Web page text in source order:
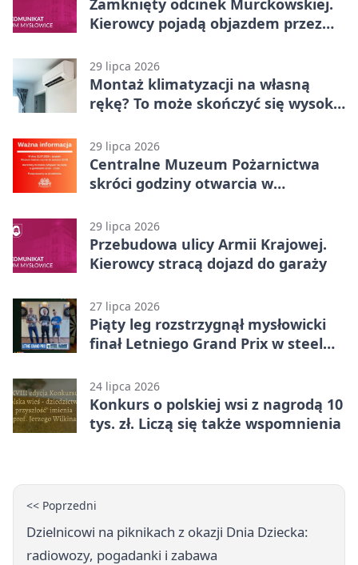
Kierowcy pojadą objazdem przez
29 lipca 2026
Montaż klimatyzacji na własną
rękę? To może skończyć się wysoką
29 lipca 2026
Centralne Muzeum Pożarnictwa
skróci godziny otwarcia w
29 lipca 2026
Przebudowa ulicy Armii Krajowej.
Kierowcy stracą dojazd do garaży
27 lipca 2026
Piąty leg rozstrzygnął mysłowicki
finał Letniego Grand Prix w steel
24 lipca 2026
Konkurs o polskiej wsi z nagrodą 10
tys. zł. Liczą się także wspomnienia
<< Poprzedni
Dzielnicowi na piknikach z okazji Dnia Dziecka:
radiowozy, pogadanki i zabawa